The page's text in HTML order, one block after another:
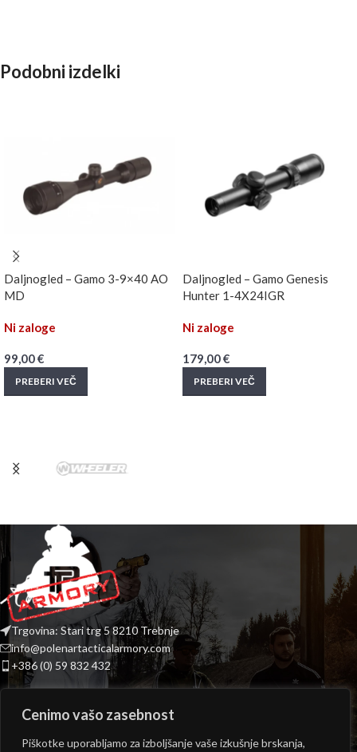
Cenimo vašo zasebnost
Piškotke uporabljamo za izboljšanje vaše izkušnje brskanja,
Podobni izdelki
Daljnogled – Gamo 3-9×40 AO
MD
Ni zaloge
99,00€
PREBERI VEČ
Daljnogled – Gamo Genesis
Hunter 1-4X24IGR
Ni zaloge
179,00€
PREBERI VEČ
Trgovina: Stari trg 5 8210 Trebnje
info@polenartacticalarmory.com
+386 (0) 59 832 432